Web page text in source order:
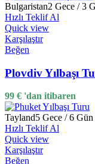
Bulgaristan2 Gece / 3
Hızlı Teklif Al
Quick view
Karşılaştır
Beğen
Plovdiv Yılbaşı
99 € 'dan itibaren
Tayland5 Gece / 6 Gün
Hızlı Teklif Al
Quick view
Karşılaştır
Beğen